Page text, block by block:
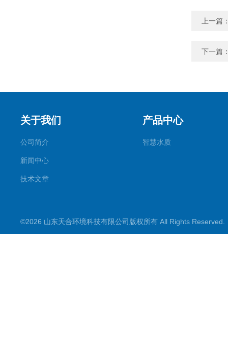
上一篇
下一篇
关于我们
公司简介
新闻中心
技术文章
产品中心
智慧水质
©2026 山东天合环境科技有限公司版权所有 All Rights